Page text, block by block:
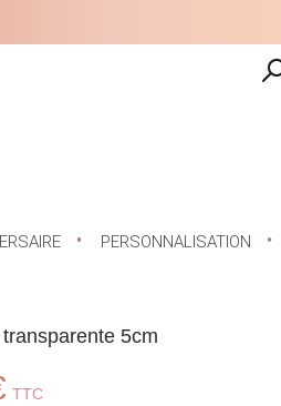
PERSONNALISATION
5cm
TTC